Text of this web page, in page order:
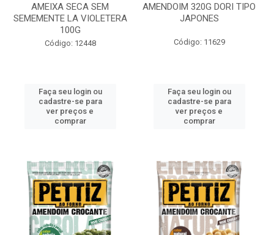
AMEIXA SECA SEM
SEMEMENTE LA VIOLETERA
100G
Código: 12448
Faça seu login ou
cadastre-se para
ver preços e
comprar
AMENDOIM 320G DORI TIPO
JAPONES
Código: 11629
Faça seu login ou
cadastre-se para
ver preços e
comprar